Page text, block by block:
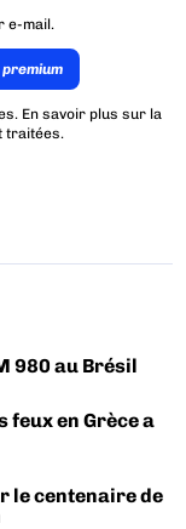
e-mail.
En savoir plus sur la
traitées.
980 au Brésil
feux en Grèce a
le centenaire de